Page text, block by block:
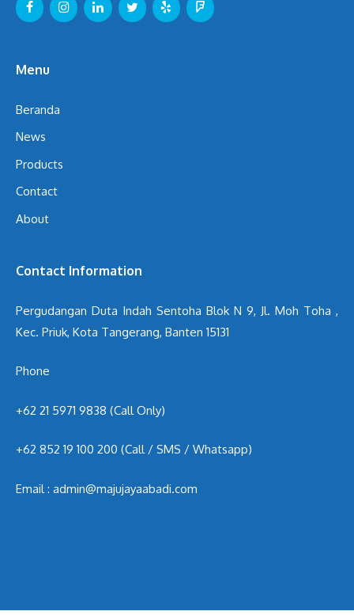
Menu
Beranda
News
Products
Contact
About
Contact Information
Pergudangan Duta Indah Sentoha Blok N 9, Jl. Moh Toha ,
Kec. Priuk, Kota Tangerang, Banten 15131
Phone
+62 21 5971 9838 (Call Only)
+62 852 19 100 200 (Call / SMS / Whatsapp)
Email : admin@majujayaabadi.com